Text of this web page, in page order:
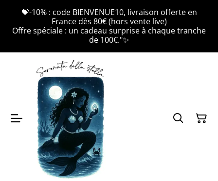
💝-10% : code BIENVENUE10, livraison offerte en
France dès 80€ (hors vente live)
Offre spéciale : un cadeau surprise à chaque tranche
de 100€."✨